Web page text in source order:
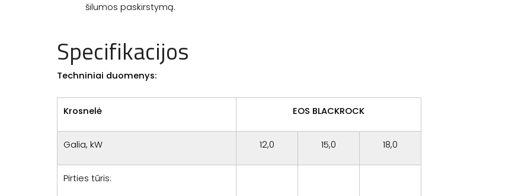
šilumos paskirstymą.
Specifikacijos
Techniniai duomenys:
Krosnelė EOS BLACKROCK
Galia, kW 12,0 15,0 18,0
Pirties tūris: